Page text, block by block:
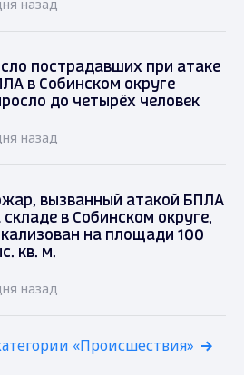
назад
пострадавших при атаке
в Собинском округе
до четырёх человек
назад
вызванный атакой БПЛА
складе в Собинском округе,
на площади 100
кв. м.
назад
«Происшествия»